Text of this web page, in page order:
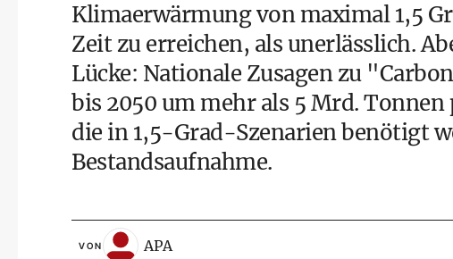
Klimaerwärmung von maximal 1,5
Zeit zu erreichen, als unerlässlich.
Lücke: Nationale Zusagen zu
bis 2050 um mehr als 5 Mrd.
die in 1,5-Grad-Szenarien benötigt
Bestandsaufnahme.
VON APA